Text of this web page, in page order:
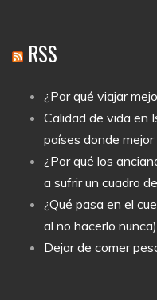
RSS
¿Por qué viajar
Calidad de vida en
países donde
¿Por qué los
a sufrir un cuadro
¿Qué pasa en el
al no hacerlo nunca)
Dejar de comer